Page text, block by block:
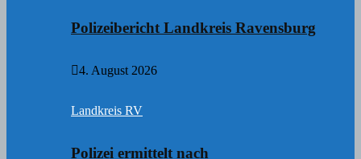
Polizeibericht Landkreis Ravensburg
4. August 2026
Landkreis RV
Polizei ermittelt nach